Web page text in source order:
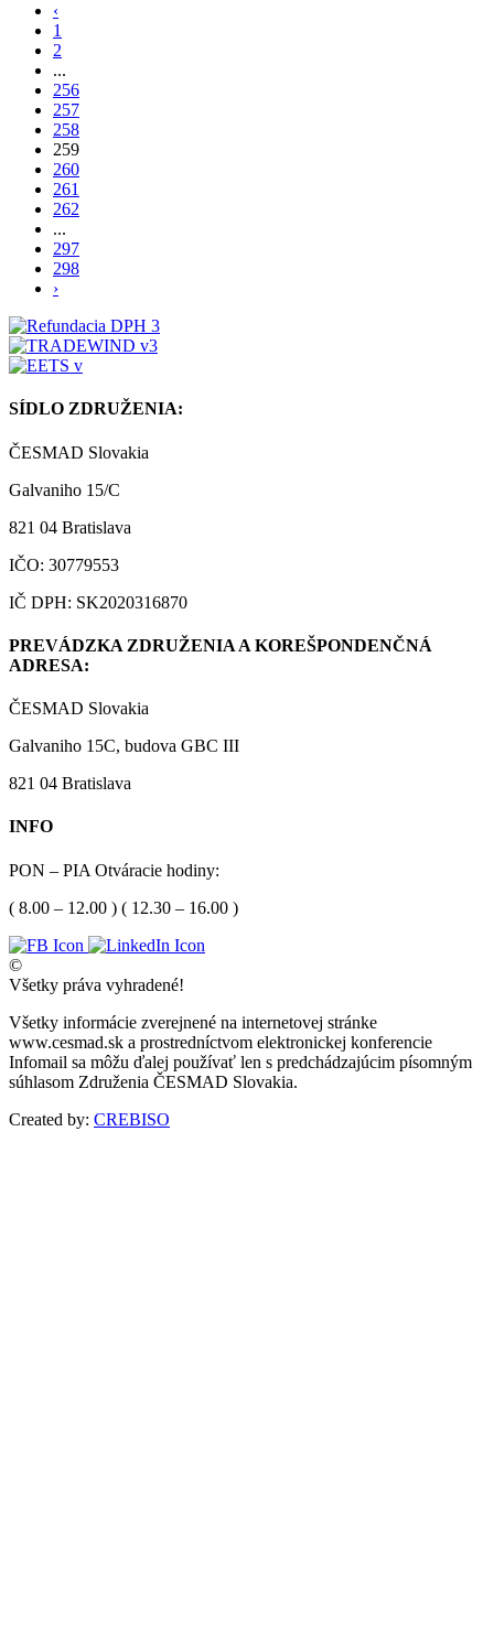
‹
1
2
...
256
257
258
259
260
261
262
...
297
298
›
SÍDLO ZDRUŽENIA:
ČESMAD Slovakia
Galvaniho 15/C
821 04 Bratislava
IČO: 30779553
IČ DPH: SK2020316870
PREVÁDZKA ZDRUŽENIA A KOREŠPONDENČNÁ
ADRESA:
ČESMAD Slovakia
Galvaniho 15C, budova GBC III
821 04 Bratislava
INFO
PON – PIA Otváracie hodiny:
( 8.00 – 12.00 ) ( 12.30 – 16.00 )
©
Všetky práva vyhradené!
Všetky informácie zverejnené na internetovej stránke
www.cesmad.sk a prostredníctvom elektronickej konferencie
Infomail sa môžu ďalej používať len s predchádzajúcim písomným
súhlasom Združenia ČESMAD Slovakia.
Created by: CREBISO